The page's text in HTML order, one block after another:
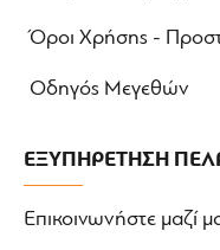
Όροι Χρήσης -
Οδηγός Μεγεθών
ΕΞΥΠΗΡΕΤΗΣΗ
Επικοινωνήστε μαζί